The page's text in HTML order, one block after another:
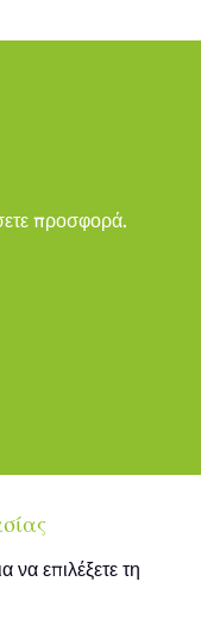
προσφορά.
να επιλέξετε τη